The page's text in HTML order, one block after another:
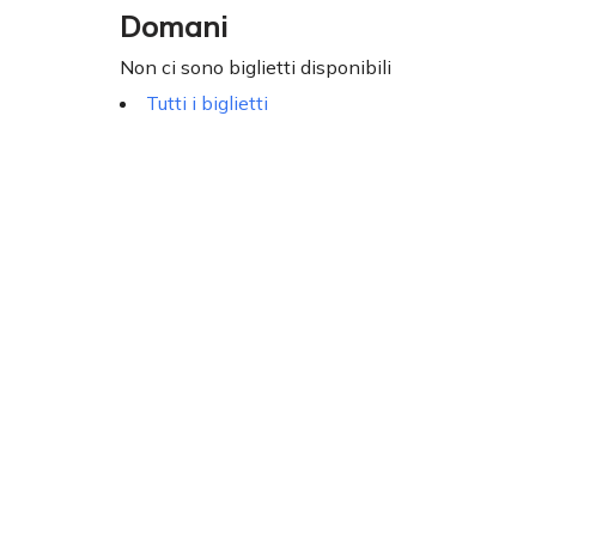
Domani
Non ci sono biglietti disponibili
Tutti i biglietti